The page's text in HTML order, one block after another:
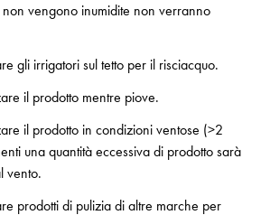
vengono inumidite non verranno
gli irrigatori sul tetto per il risciacquo.
il prodotto mentre piove.
il prodotto in condizioni ventose (>2
una quantità eccessiva di prodotto sarà
vento.
prodotti di pulizia di altre marche per